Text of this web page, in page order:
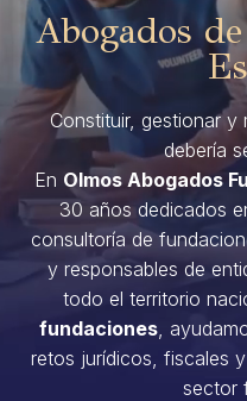
Abogados
Constituir, gestionar
debería
En Olmos Abogados
30 años dedicados
consultoría de
y responsables de
todo el territorio
fundaciones,
retos jurídicos, fiscales
sector